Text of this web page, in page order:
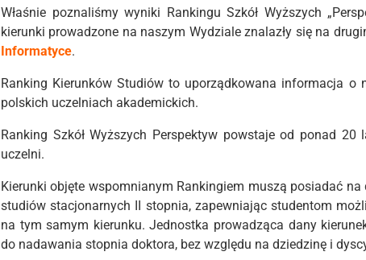
Właśnie poznaliśmy wyniki Rankingu Szkół Wyższych
kierunki prowadzone na naszym Wydziale znalazły się na
Informatyce.
Ranking Kierunków Studiów to uporządkowana informacja
polskich uczelniach akademickich.
Ranking Szkół Wyższych Perspektyw powstaje od ponad
uczelni.
Kierunki objęte wspomnianym Rankingiem muszą posiadać
studiów stacjonarnych II stopnia, zapewniając studentom
na tym samym kierunku. Jednostka prowadząca dany
do nadawania stopnia doktora, bez względu na dziedzinę i